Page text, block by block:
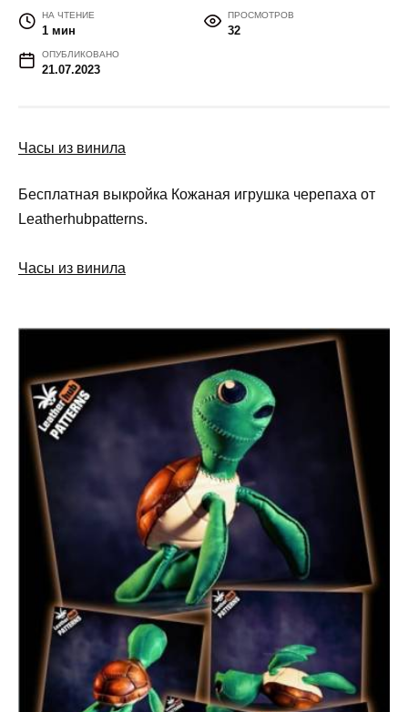
НА ЧТЕНИЕ
1 мин
ПРОСМОТРОВ
32
ОПУБЛИКОВАНО
21.07.2023
Часы из винила
Бесплатная выкройка Кожаная игрушка черепаха от
Leatherhubpatterns.
Часы из винила